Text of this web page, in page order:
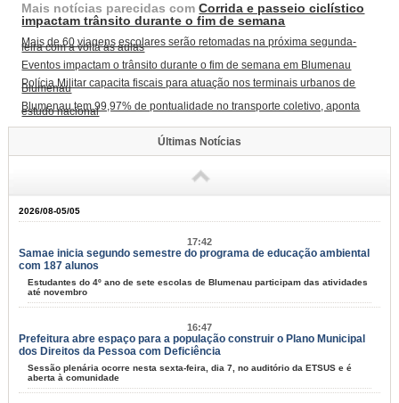
Mais notícias parecidas comCorrida e passeio ciclístico
impactam trânsito durante o fim de semana
Mais de 60 viagens escolares serão retomadas na próxima segunda-
feira com a volta às aulas
Eventos impactam o trânsito durante o fim de semana em Blumenau
Polícia Militar capacita fiscais para atuação nos terminais urbanos de
Blumenau
Blumenau tem 99,97% de pontualidade no transporte coletivo, aponta
estudo nacional
Últimas Notícias
2026/08-05/05
17:42
Samae inicia segundo semestre do programa de educação ambiental
com 187 alunos
Estudantes do 4º ano de sete escolas de Blumenau participam das atividades
até novembro
16:47
Prefeitura abre espaço para a população construir o Plano Municipal
dos Direitos da Pessoa com Deficiência
Sessão plenária ocorre nesta sexta-feira, dia 7, no auditório da ETSUS e é
aberta à comunidade